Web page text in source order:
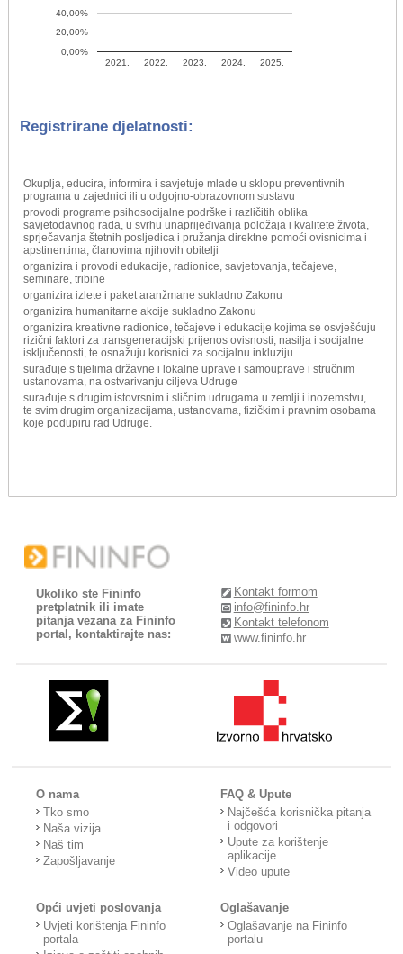
2021. 2022. 2023. 2024. 2025.
0,00%
20,00%
40,00%
Registrirane djelatnosti:
Okuplja, educira, informira i savjetuje mlade u sklopu preventivnih
programa u zajednici ili u odgojno-obrazovnom sustavu
provodi programe psihosocijalne podrške i različitih oblika
savjetodavnog rada, u svrhu unaprijeđivanja položaja i kvalitete života,
sprječavanja štetnih posljedica i pružanja direktne pomoći ovisnicima i
apstinentima, članovima njihovih obitelji
organizira i provodi edukacije, radionice, savjetovanja, tečajeve,
seminare, tribine
organizira izlete i paket aranžmane sukladno Zakonu
organizira humanitarne akcije sukladno Zakonu
organizira kreativne radionice, tečajeve i edukacije kojima se osvješćuju
rizični faktori za transgeneracijski prijenos ovisnosti, nasilja i socijalne
isključenosti, te osnažuju korisnici za socijalnu inkluziju
surađuje s tijelima državne i lokalne uprave i samouprave i stručnim
ustanovama, na ostvarivanju ciljeva Udruge
surađuje s drugim istovrsnim i sličnim udrugama u zemlji i inozemstvu,
te svim drugim organizacijama, ustanovama, fizičkim i pravnim osobama
koje podupiru rad Udruge.
Ukoliko ste Fininfo
pretplatnik ili imate
pitanja vezana za Fininfo
portal, kontaktirajte nas:
Kontakt formom
info@fininfo.hr
Kontakt telefonom
www.fininfo.hr
O nama
Tko smo
Naša vizija
Naš tim
Zapošljavanje
FAQ & Upute
Najčešća korisnička pitanja
i odgovori
Upute za korištenje
aplikacije
Video upute
Opći uvjeti poslovanja
Uvjeti korištenja Fininfo
portala
Oglašavanje
Oglašavanje na Fininfo
portalu